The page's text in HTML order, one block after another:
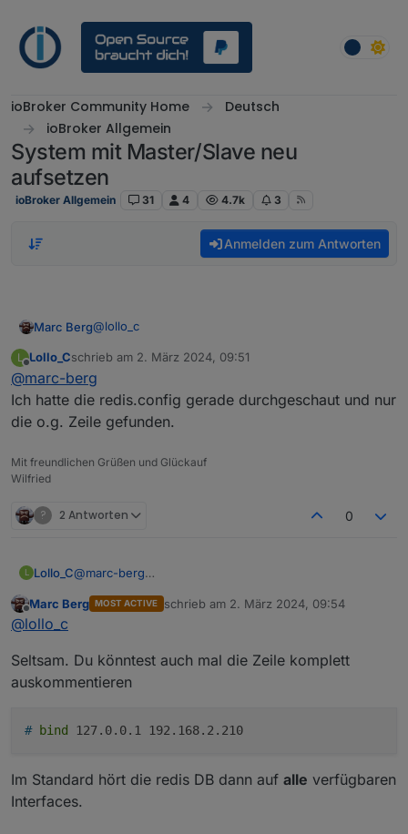
ioBroker Community Home
Deutsch
ioBroker Allgemein
System mit Master/Slave neu
aufsetzen
ioBroker Allgemein 31 4 4.7k 3
Anmelden zum Antworten
Marc Berg@lollo_c
Schau mal in der redis.conf, ob es ggf. eine zweite
Zeile mit "bind" gibt, die diese Einstellungen
überschreibt.
L Lollo_Cschrieb am 2. März 2024, 09:51
zuletzt editiert von
@marc-berg
Ich hatte die redis.config gerade durchgeschaut und nur
die o.g. Zeile gefunden.
Mit freundlichen Grüßen und Glückauf
Wilfried
? 2 Antworten 0
L Lollo_C@marc-berg
nur die o.g. Zeile gefunden.
Offline
Marc Berg MOST ACTIVE schrieb am 2. März 2024, 09:54
zuletzt editiert von
@lollo_c
Seltsam. Du könntest auch mal die Zeile komplett
auskommentieren
# bind 127.0.0.1 192.168.2.210
Im Standard hört die redis DB dann auf alle verfügbaren
Interfaces.